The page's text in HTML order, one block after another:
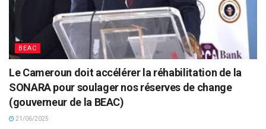
BEAC
Le Cameroun doit accélérer la réhabilitation de la
SONARA pour soulager nos réserves de change
(gouverneur de la BEAC)
21/06/2025